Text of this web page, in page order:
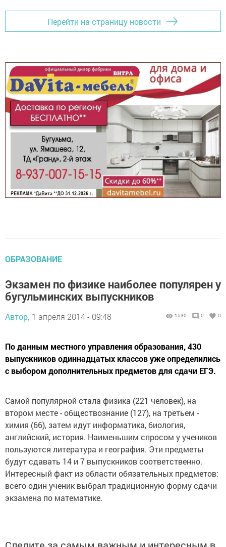
Перейти на страницу новости
ОБРАЗОВАНИЕ
Экзамен по физике наиболее популярен у
бугульминских выпускников
Автор, 1 апреля 2014 - 09:48 1530 0 0
По данным местного управления образования, 430
выпускников одиннадцатых классов уже определились
с выбором дополнительных предметов для сдачи ЕГЭ.
Самой популярной стала физика (221 человек), на
втором месте - обществознание (127), на третьем -
химия (66), затем идут информатика, биология,
английский, история. Наименьшим спросом у учеников
пользуются литература и география. Эти предметы
будут сдавать 14 и 7 выпускников соответственно.
Интересный факт из области обязательных предметов:
всего один ученик выбрал традиционную форму сдачи
экзамена по математике.